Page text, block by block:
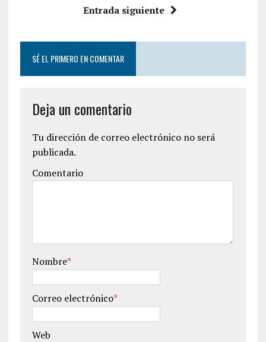
Entrada siguiente
SÉ EL PRIMERO EN COMENTAR
Deja un comentario
Tu dirección de correo electrónico no será
publicada.
Comentario
Nombre*
Correo electrónico*
Web